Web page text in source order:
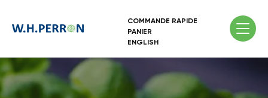
COMMANDE RAPIDE
PANIER
ENGLISH